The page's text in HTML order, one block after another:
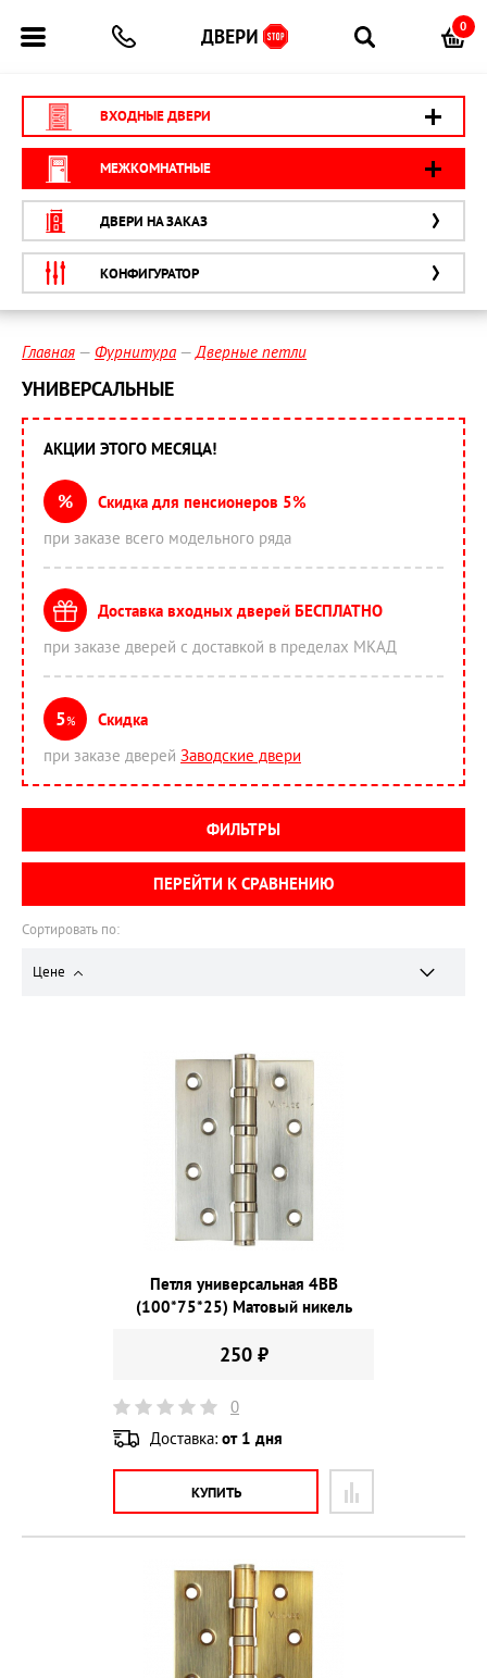
0
ВХОДНЫЕ ДВЕРИ
МЕЖКОМНАТНЫЕ
ДВЕРИ НА ЗАКАЗ
КОНФИГУРАТОР
Главная Фурнитура Дверные петли
УНИВЕРСАЛЬНЫЕ
Сортировать по:
Цене
Петля универсальная 4ВВ
(100*75*25) Матовый никель
250 ₽
0
Доставка: от 1 дня
КУПИТЬ
АКЦИИ ЭТОГО МЕСЯЦА!
%
Скидка для пенсионеров 5%
при заказе всего модельного ряда
Доставка входных дверей БЕСПЛАТНО
при заказе дверей с доставкой в пределах МКАД
5%
Скидка
при заказе дверей Заводские двери
ФИЛЬТРЫ
ПЕРЕЙТИ К СРАВНЕНИЮ